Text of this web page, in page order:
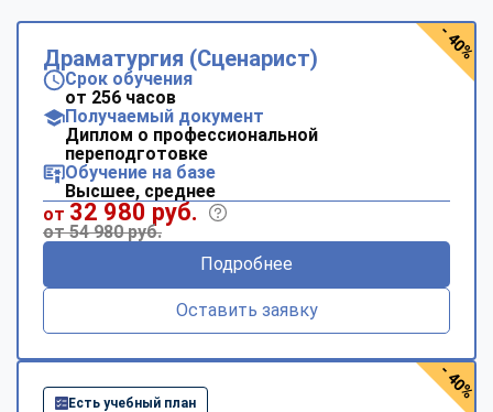
Драматургия (Сценарист)
Срок обучения
от 256 часов
Получаемый документ
Диплом о профессиональной
переподготовке
Обучение на базе
Высшее, среднее
от 32 980 руб.
от 54 980 руб.
Подробнее
Оставить заявку
- 40%
Есть учебный план
- 40%